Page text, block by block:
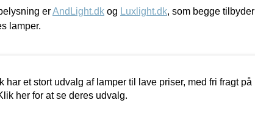
erAndLight.dk og Luxlight.dk, som begge tilbyder
lamper.
har et stort udvalg af lamper til lave priser, med fri fragt på
her for at se deres udvalg.